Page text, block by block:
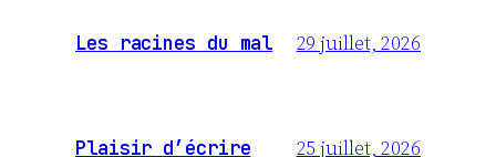
Les racines du mal 29 juillet, 2026
Plaisir d’écrire 25 juillet, 2026